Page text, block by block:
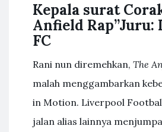
Kepala surat
Anfield
FC
Rani nun diremehkan, The
malah menggambarkan
in Motion. Liverpool
jalan alias lainnya